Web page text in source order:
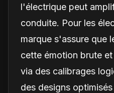
l'électrique peut
conduite. Pour les
marque s'assure que
cette émotion brute
via des calibrages
des designs